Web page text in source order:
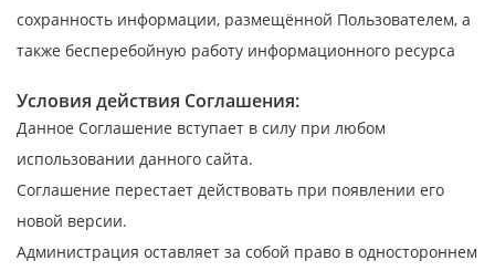
сохранность информации, размещённой Пользователем, а
также бесперебойную работу информационного ресурса
Условия действия Соглашения:
Данное Соглашение вступает в силу при любом
использовании данного сайта.
Соглашение перестает действовать при появлении его
новой версии.
Администрация оставляет за собой право в одностороннем